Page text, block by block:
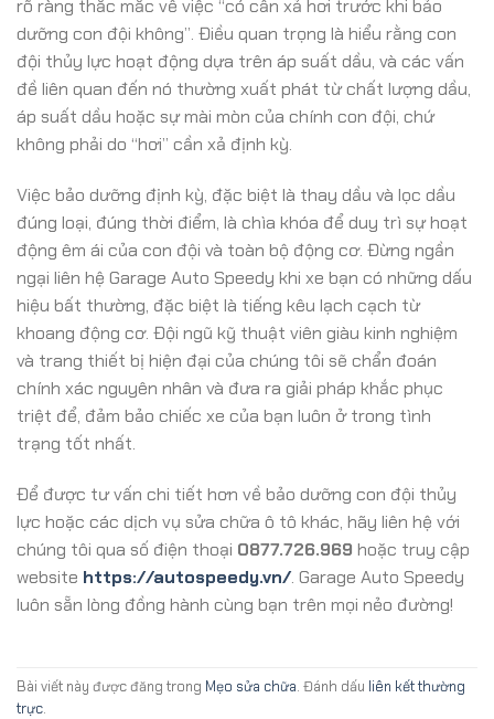
rõ ràng thắc mắc về việc “có cần xả hơi trước khi bảo
dưỡng con đội không”. Điều quan trọng là hiểu rằng con
đội thủy lực hoạt động dựa trên áp suất dầu, và các vấn
đề liên quan đến nó thường xuất phát từ chất lượng dầu,
áp suất dầu hoặc sự mài mòn của chính con đội, chứ
không phải do “hơi” cần xả định kỳ.
Việc bảo dưỡng định kỳ, đặc biệt là thay dầu và lọc dầu
đúng loại, đúng thời điểm, là chìa khóa để duy trì sự hoạt
động êm ái của con đội và toàn bộ động cơ. Đừng ngần
ngại liên hệ Garage Auto Speedy khi xe bạn có những dấu
hiệu bất thường, đặc biệt là tiếng kêu lạch cạch từ
khoang động cơ. Đội ngũ kỹ thuật viên giàu kinh nghiệm
và trang thiết bị hiện đại của chúng tôi sẽ chẩn đoán
chính xác nguyên nhân và đưa ra giải pháp khắc phục
triệt để, đảm bảo chiếc xe của bạn luôn ở trong tình
trạng tốt nhất.
Để được tư vấn chi tiết hơn về bảo dưỡng con đội thủy
lực hoặc các dịch vụ sửa chữa ô tô khác, hãy liên hệ với
chúng tôi qua số điện thoại 0877.726.969 hoặc truy cập
website https://autospeedy.vn/. Garage Auto Speedy
luôn sẵn lòng đồng hành cùng bạn trên mọi nẻo đường!
Bài viết này được đăng trong Mẹo sửa chữa. Đánh dấu liên kết thường
trực.